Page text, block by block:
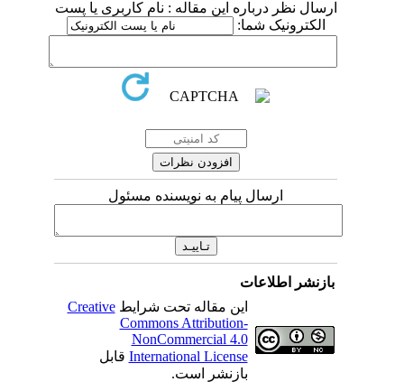
ارسال نظر درباره این مقاله : نام کاربری یا پست
الکترونیک شما:
ارسال پیام به نویسنده مسئول
بازنشر اطلاعات
این مقاله تحت شرایطCreative
Commons Attribution-
NonCommercial 4.0
International Licenseقابل
بازنشر است.